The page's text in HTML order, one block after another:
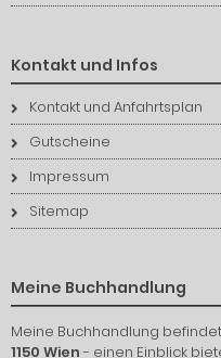
Kontakt und Infos
Kontakt und Anfahrtsplan
Gutscheine
Impressum
Sitemap
Meine Buchhandlung
Meine Buchhandlung
1150 Wien- einen Einblick